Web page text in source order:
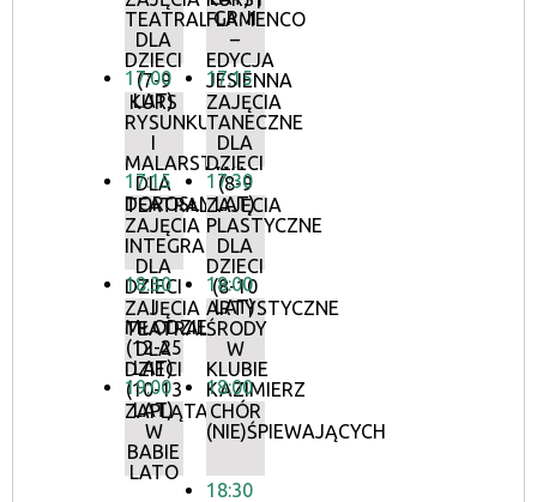
TEATRALNE
DLA
DZIECI
(7-9
LAT)
17:00
KURS
RYSUNKU
I
MALARSTWA
DLA
DOROSŁYCH
17:15
TEATRALNE
ZAJĘCIA
INTEGRACYJNE
DLA
DZIECI
I
MŁODZIEŻY
(12-25
LAT)
18:30
ZAJĘCIA
TEATRALNE
DLA
DZIECI
(10-13
LAT)
19:00
ZAPLĄTANA
W
BABIE
LATO
GR. II
FLAMENCO
–
EDYCJA
JESIENNA
17:15
ZAJĘCIA
TANECZNE
DLA
DZIECI
(8-9
LAT)
17:30
ZAJĘCIA
PLASTYCZNE
DLA
DZIECI
(8-10
LAT)
18:00
ARTYSTYCZNE
ŚRODY
W
KLUBIE
KAZIMIERZ
18:00
CHÓR
(NIE)ŚPIEWAJĄCYCH
18:30